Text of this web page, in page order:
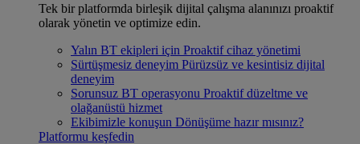
Tek bir platformda birleşik dijital çalışma alanınızı proaktif
olarak yönetin ve optimize edin.
Yalın BT ekipleri için Proaktif cihaz yönetimi
Sürtüşmesiz deneyim Pürüzsüz ve kesintisiz dijital
deneyim
Sorunsuz BT operasyonu Proaktif düzeltme ve
olağanüstü hizmet
Ekibimizle konuşun Dönüşüme hazır mısınız?
Platformu keşfedin